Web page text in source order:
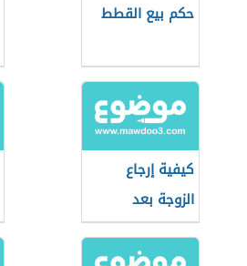
حكم بيع القطط
كيفية إرجاع
الزوجة بعد
الطلاق